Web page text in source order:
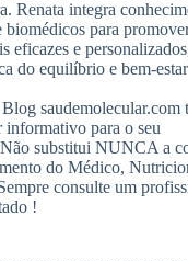
Renata integra
biomédicos para
eficazes e
do equilíbrio e bem-estar
saudemolecular.com
informativo para o seu
substitui NUNCA a
do Médico,
consulte um
!